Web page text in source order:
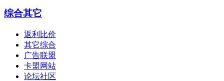
综合其它
返利比价
其它综合
广告联盟
卡盟网站
论坛社区